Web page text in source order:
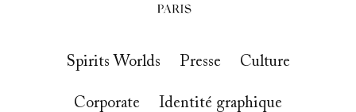
Spirits Worlds Presse Culture
Corporate Identité graphique